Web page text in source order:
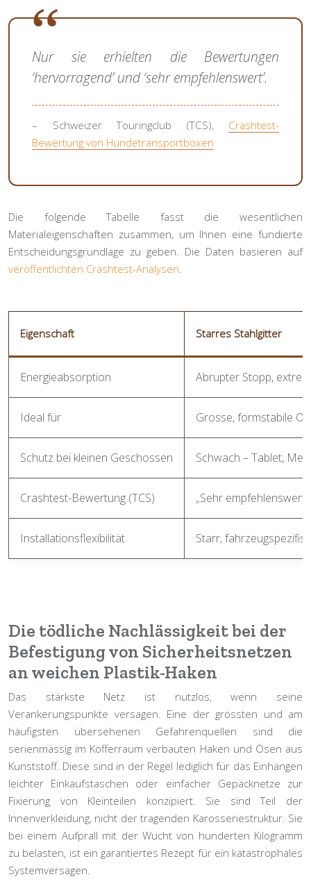
Nur sie erhielten die Bewertungen
‘hervorragend’ und ‘sehr empfehlenswert’.
– Schweizer Touringclub (TCS), Crashtest-
Bewertung von Hundetransportboxen
Die folgende Tabelle fasst die wesentlichen
Materialeigenschaften zusammen, um Ihnen eine fundierte
Entscheidungsgrundlage zu geben. Die Daten basieren auf
veröffentlichten Crashtest-Analysen.
Eigenschaft Starres Stahlgitter
Energieabsorption Abrupter Stopp,
Ideal für Grosse, formstabile
Schutz bei kleinen Geschossen Schwach – Tablet,
Crashtest-Bewertung (TCS) „Sehr
Installationsflexibilität Starr,
Die tödliche Nachlässigkeit bei der
Befestigung von Sicherheitsnetzen
an weichen Plastik-Haken
Das stärkste Netz ist nutzlos, wenn seine
Verankerungspunkte versagen. Eine der grössten und am
häufigsten übersehenen Gefahrenquellen sind die
serienmässig im Kofferraum verbauten Haken und Ösen aus
Kunststoff. Diese sind in der Regel lediglich für das Einhängen
leichter Einkaufstaschen oder einfacher Gepäcknetze zur
Fixierung von Kleinteilen konzipiert. Sie sind Teil der
Innenverkleidung, nicht der tragenden Karosseriestruktur. Sie
bei einem Aufprall mit der Wucht von hunderten Kilogramm
zu belasten, ist ein garantiertes Rezept für ein katastrophales
Systemversagen.